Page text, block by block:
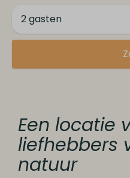
2 gasten
Een locatie
liefhebbers
natuur